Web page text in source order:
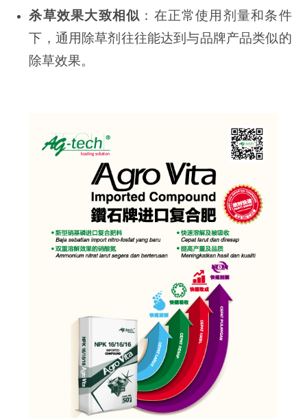
杀草效果大致相似 ：在正常使用剂量和条件
下，通用除草剂往往能达到与品牌产品类似的
除草效果。